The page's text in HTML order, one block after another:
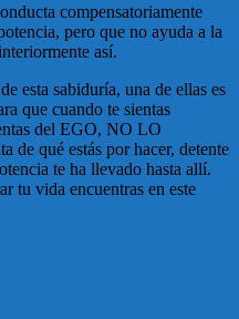
compensatoriamente
pero que no ayuda a la
así.
esta sabiduría, una de ellas es
que cuando te sientas
del EGO, NO LO
de qué estás por hacer, detente
te ha llevado hasta allí.
tu vida encuentras en este